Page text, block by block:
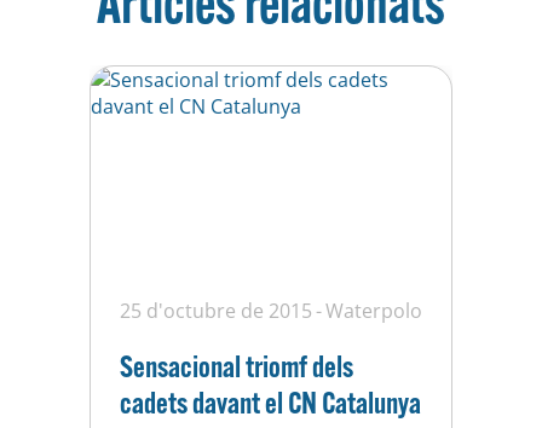
25 d'octubre de 2015 Waterpolo
Sensacional triomf dels
cadets davant el CN Catalunya